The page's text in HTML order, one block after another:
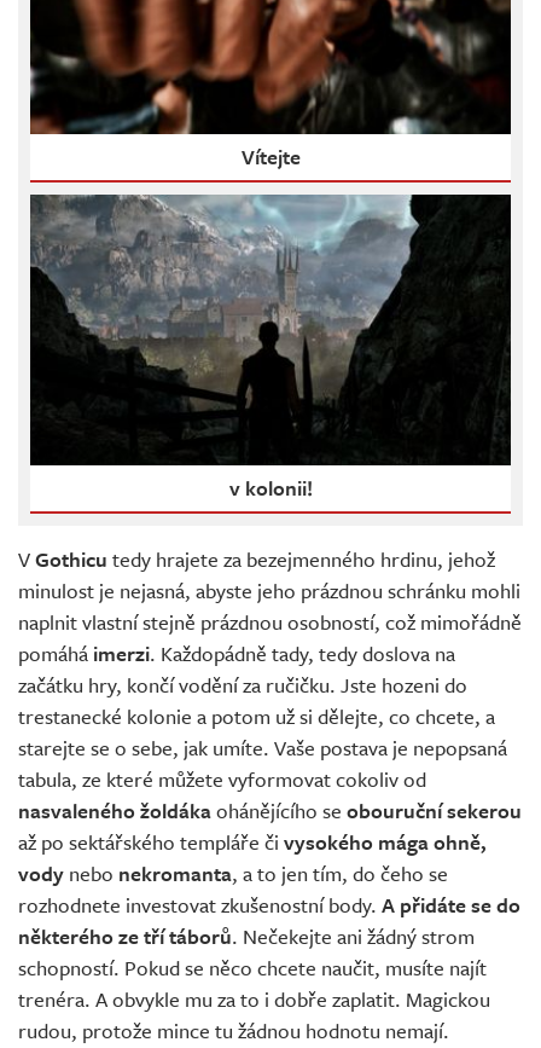
Vítejte
v kolonii!
VGothicu tedy hrajete za bezejmenného hrdinu, jehož
minulost je nejasná, abyste jeho prázdnou schránku mohli
naplnit vlastní stejně prázdnou osobností, což mimořádně
pomáhá imerzi. Každopádně tady, tedy doslova na
začátku hry, končí vodění za ručičku. Jste hozeni do
trestanecké kolonie a potom už si dělejte, co chcete, a
starejte se o sebe, jak umíte. Vaše postava je nepopsaná
tabula, ze které můžete vyformovat cokoliv od
nasvaleného žoldákaohánějícího se obouruční sekerou
až po sektářského templáře či vysokého mága ohně,
vody nebo nekromanta, a to jen tím, do čeho se
rozhodnete investovat zkušenostní body. A přidáte se do
některého ze tří táborů. Nečekejte ani žádný strom
schopností. Pokud se něco chcete naučit, musíte najít
trenéra. A obvykle mu za to i dobře zaplatit. Magickou
rudou, protože mince tu žádnou hodnotu nemají.